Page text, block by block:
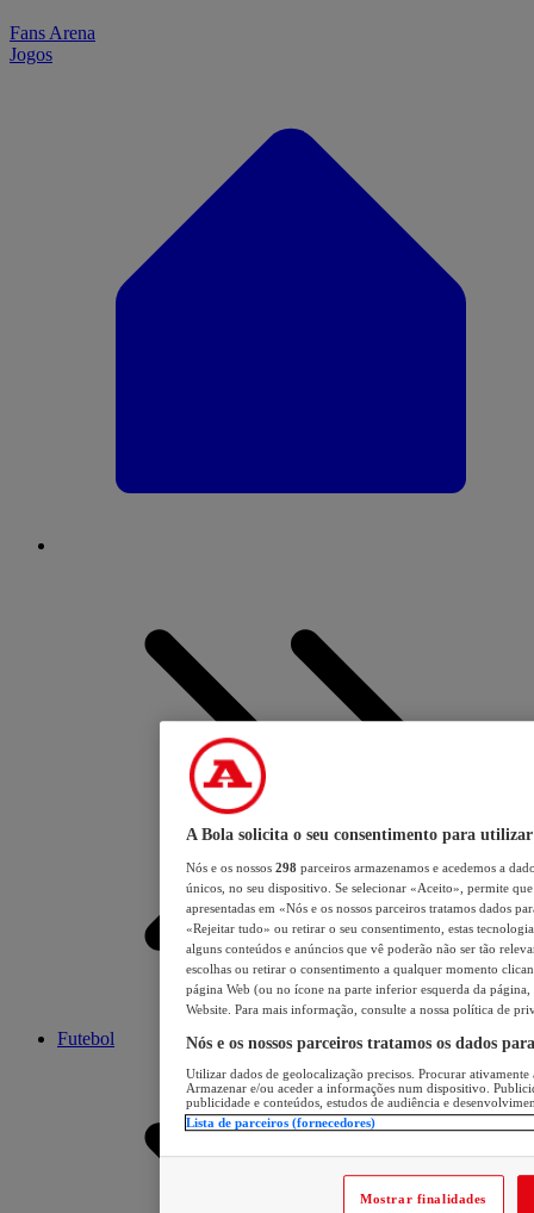
Fans Arena
Jogos
Futebol
A Bola solicita o seu consentimento para utilizar
Nós e os nossos 298 parceiros armazenamos e acedemos a
únicos, no seu dispositivo. Se selecionar «Aceito», permite
apresentadas em «Nós e os nossos parceiros tratamos dados
«Rejeitar tudo» ou retirar o seu consentimento, estas
alguns conteúdos e anúncios que vê poderão não ser tão
escolhas ou retirar o consentimento a qualquer momento
página Web (ou no ícone na parte inferior esquerda da página,
Website. Para mais informação, consulte a nossa política de
Nós e os nossos parceiros tratamos os dados
Utilizar dados de geolocalização precisos. Procurar
Armazenar e/ou aceder a informações num dispositivo.
publicidade e conteúdos, estudos de audiência e
Lista de parceiros (fornecedores)
Mostrar finalidades